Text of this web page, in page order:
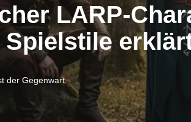
LARP-
Spielstile
der Gegenwart